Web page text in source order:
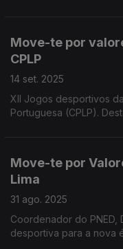
Move-te por
CPLP
14 set. 2025
XII Jogos desportivos
Portuguesa (CPLP).
Move-te por
Lima
31 ago. 2025
Coordenador do PNED,
desportiva para a nova